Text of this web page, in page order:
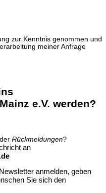
zur Kenntnis genommen und
meiner Anfrage
e.V. werden?
Rückmeldungen?
an
anmelden, geben
Sie sich den